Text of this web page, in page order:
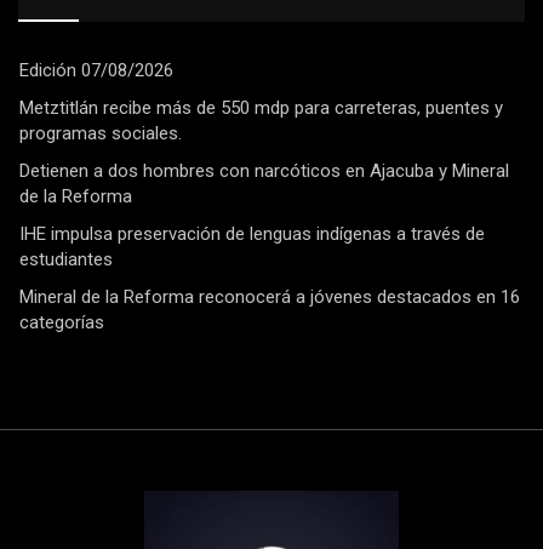
Edición 07/08/2026
Metztitlán recibe más de 550 mdp para carreteras, puentes y
programas sociales.
Detienen a dos hombres con narcóticos en Ajacuba y Mineral
de la Reforma
IHE impulsa preservación de lenguas indígenas a través de
estudiantes
Mineral de la Reforma reconocerá a jóvenes destacados en 16
categorías